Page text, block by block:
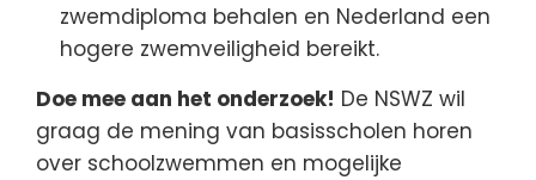
zwemdiploma behalen en Nederland een
hogere zwemveiligheid bereikt.
Doe mee aan het onderzoek! De NSWZ wil
graag de mening van basisscholen horen
over schoolzwemmen en mogelijke